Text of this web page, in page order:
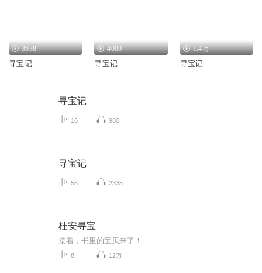
3638
寻宝记
4000
寻宝记
1.4万
寻宝记
寻宝记
16 980
寻宝记
55 2335
杜安寻宝
接着，书里的宝贝来了！
8 12万